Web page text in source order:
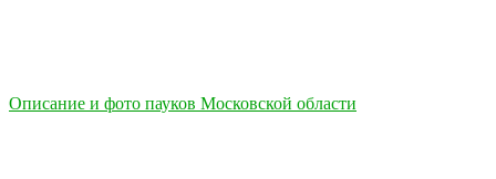
Описание и фото пауков Московской области